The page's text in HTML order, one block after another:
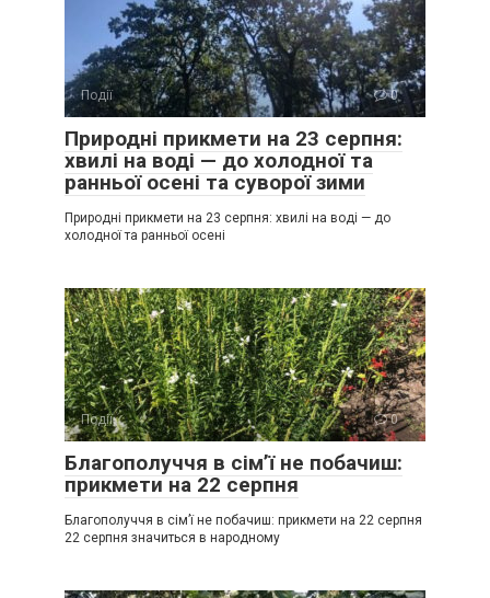
Події 0
Природні прикмети на 23 серпня:
хвилі на воді — до холодної та
ранньої осені та суворої зими
Природні прикмети на 23 серпня: хвилі на воді — до
холодної та ранньої осені
Події 0
Благополуччя в сім’ї не побачиш:
прикмети на 22 серпня
Благополуччя в сім’ї не побачиш: прикмети на 22 серпня
22 серпня значиться в народному